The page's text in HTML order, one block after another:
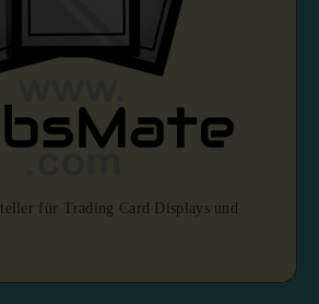
für Trading Card Displays und